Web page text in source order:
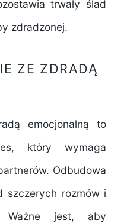
trwały ślad
zdradzonej.
ZE ZDRADĄ
emocjonalną to
który wymaga
Odbudowa
szczerych rozmów i
Ważne jest, aby